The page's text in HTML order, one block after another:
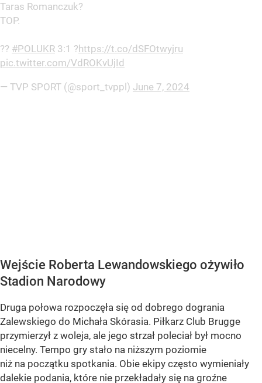
Taras Romanczuk?
TOP.
?? #POLUKR 3:1 ? https://t.co/dSFOtwyjru
pic.twitter.com/VdROKvUjId
— TVP SPORT (@sport_tvppl) June 7, 2024
Wejście Roberta Lewandowskiego ożywiło
Stadion Narodowy
Druga połowa rozpoczęła się od dobrego dogrania
Zalewskiego do Michała Skórasia. Piłkarz Club Brugge
przymierzył z woleja, ale jego strzał poleciał był mocno
niecelny. Tempo gry stało na niższym poziomie
niż na początku spotkania. Obie ekipy często wymieniały
dalekie podania, które nie przekładały się na groźne